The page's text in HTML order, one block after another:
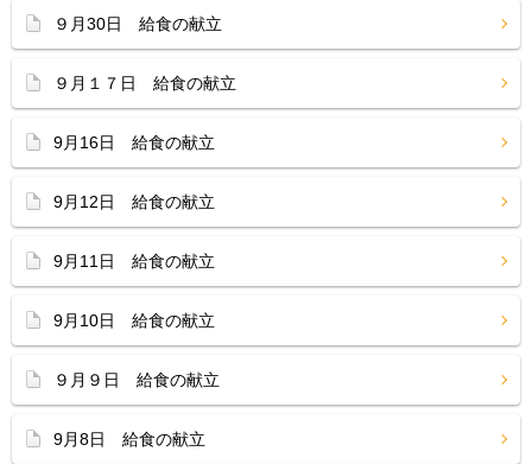
９月30日 給食の献立
９月１７日 給食の献立
9月16日 給食の献立
9月12日 給食の献立
9月11日 給食の献立
9月10日 給食の献立
９月９日 給食の献立
9月8日 給食の献立